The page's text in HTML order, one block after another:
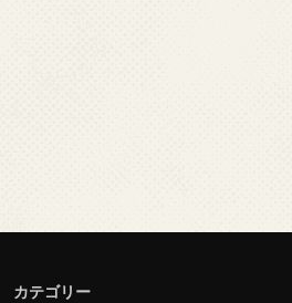
カテゴリー